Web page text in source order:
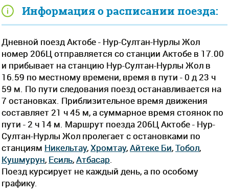
Информация о расписании поезда:
Дневной поезд Актобе - Нур-Султан-Нурлы Жол
номер 206Ц отправляется со станции Актобе в 17.00
и прибывает на станцию Нур-Султан-Нурлы Жол в
16.59 по местному времени, время в пути - 0 д 23 ч
59 м. По пути следования поезд останавливается на
7 остановках. Приблизительное время движения
составляет 21 ч 45 м, а суммарное время стоянок по
пути - 2 ч 14 м. Маршрут поезда 206Ц Актобе - Нур-
Султан-Нурлы Жол пролегает c остановками по
станциям Никельтау,Хромтау,Айтеке Би,Тобол,
Кушмурун, Есиль,Атбасар
Поезд курсирует не каждый день, а по особому
графику.